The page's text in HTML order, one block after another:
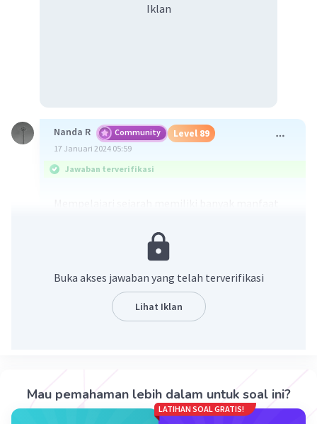
Iklan
Nanda R Community Level 89
17 Januari 2024 05:59
Jawaban terverifikasi
membantu kita memahami identitas, peristiwa
terkini, dan menjadi warga negara yang lebih
baik. Selain itu, sejarah juga dapat dijadikan
sebagai pedoman negara dan negara serta
sumber wawasan dan pengetahuan tentang
bagaimana menyikapi politik. Selain itu,
Beri Rating·5.0(1) Balas
Buka akses jawaban yang telah terverifikasi
Lihat Iklan
Mau pemahaman lebih dalam untuk soal ini?
LATIHAN SOAL GRATIS!